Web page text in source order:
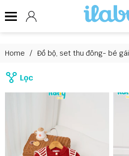
Home / Đồ bộ, set thu đông- bé gái
Lọc